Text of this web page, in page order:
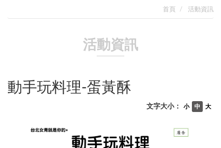
首頁 活動資訊
活動資訊
動手玩料理-蛋黃酥
大
中
小
文字大小：